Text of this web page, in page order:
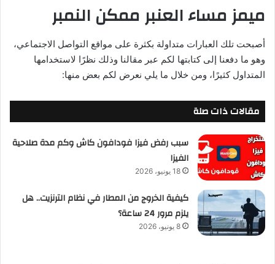
ميمز مساء العنبر ممكن النمبر
أصبحت تلك العبارات متداولة بكثرة على مواقع التواصل الاجتماعي،
وهو ما دفعنا إلى كتابتها لكم عبر مقالنا وذلك نظرًا لاستخدامها
المتداول كثيرًا، ومن خلال ما يلي نعرض لكم بعض منها:
مقالات ذات صلة
سبب رفض فيزا فودافون كاش وكم مدة صلاحية
الفيزا
18 يونيو، 2026
كيفية الخروج من المطار في نظام الترنزيت.. هل
يلزم مرور 24 ساعة؟
8 يونيو، 2026